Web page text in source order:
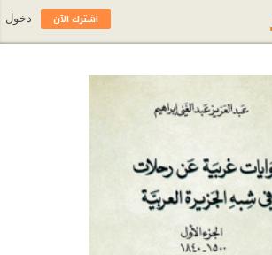
اشترك الآن دخول